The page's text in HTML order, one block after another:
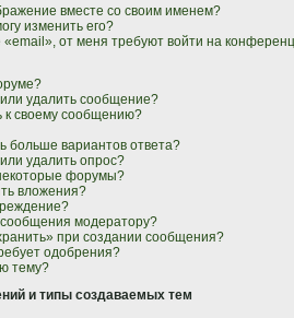
вместе со своим именем?
изменить его?
«email», от меня требуют войти на
удалить сообщение?
к своему сообщению?
больше вариантов ответа?
удалить опрос?
форумы?
вложения?
модератору?
при создании сообщения?
одобрения?
тему?
и типы создаваемых тем